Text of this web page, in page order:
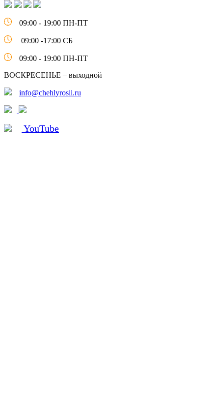
09:00 - 19:00 ПН-ПТ
09:00 -17:00 СБ
09:00 - 19:00 ПН-ПТ
ВОСКРЕСЕНЬЕ – выходной
info@chehlyrosii.ru
YouTube